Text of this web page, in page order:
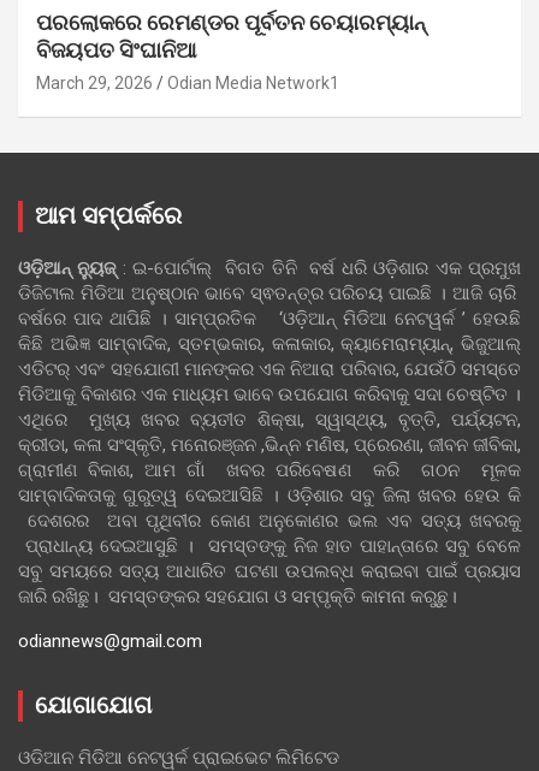
ପରଲୋକରେ ରେମଣ୍ଡର ପୂର୍ବତନ ଚେୟାରମ୍ୟାନ୍
ବିଜୟପତ ସିଂଘାନିଆ
March 29, 2026 Odian Media Network1
ଆମ ସମ୍ପର୍କରେ
ଓଡ଼ିଆନ୍‍ ନ୍ୟୁଜ୍‍: ଇ-ପୋର୍ଟାଲ୍ ବିଗତ ତିନି ବର୍ଷ ଧରି ଓଡ଼ିଶାର ଏକ ପ୍ରମୁଖ
ଡିଜିଟାଲ ମିଡିଆ ଅନୁଷ୍ଠାନ ଭାବେ ସ୍ଵତନ୍ତ୍ର ପରିଚୟ ପାଇଛି । ଆଜି ଚାରି
ବର୍ଷରେ ପାଦ ଥାପିଛି । ସାମ୍ପ୍ରତିକ ‘ଓଡ଼ିଆନ୍‍ ମିଡିଆ ନେଟୱର୍କ ’ ହେଉଛି
କିଛି ଅଭିଜ୍ଞ ସାମ୍ବାଦିକ, ସ୍ତମ୍ଭକାର, କଳାକାର, କ୍ୟାମେରାମ୍ୟାନ୍, ଭିଜୁଆଲ୍
ଏଡିଟର୍ ଏବଂ ସହଯୋଗୀ ମାନଙ୍କର ଏକ ନିଆରା ପରିବାର, ଯେଉଁଠି ସମସ୍ତେ
ମିଡିଆକୁ ବିକାଶର ଏକ ମାଧ୍ୟମ ଭାବେ ଉପଯୋଗ କରିବାକୁ ସଦା ଚେଷ୍ଟିତ ।
ଏଥିରେ ମୁଖ୍ୟ ଖବର ବ୍ୟତୀତ ଶିକ୍ଷା, ସ୍ୱାସ୍ଥ୍ୟ, ବୃତ୍ତି, ପର୍ଯ୍ୟଟନ,
କ୍ରୀଡା, କଳା ସଂସ୍କୃତି, ମନୋରଞ୍ଜନ ,ଭିନ୍ନ ମଣିଷ, ପ୍ରେରଣା, ଜୀବନ ଜୀବିକା,
ଗ୍ରାମୀଣ ବିକାଶ, ଆମ ଗାଁ ଖବର ପରିବେଷଣ କରି ଗଠନ ମୂଳକ
ସାମ୍ବାଦିକତାକୁ ଗୁରୁତ୍ୱ ଦେଇଆସିଛି । ଓଡ଼ିଶାର ସବୁ ଜିଲା ଖବର ହେଉ କି
ଦେଶରର ଅବା ପୃଥିବୀର କୋଣ ଅନୁକୋଣର ଭଲ ଏବ ସତ୍ୟ ଖବରକୁ
ପ୍ରାଧାନ୍ୟ ଦେଇଆସୁଛି । ସମସ୍ତଙ୍କୁ ନିଜ ହାତ ପାହାନ୍ତାରେ ସବୁ ବେଳେ
ସବୁ ସମୟରେ ସତ୍ୟ ଆଧାରିତ ଘଟଣା ଉପଲବ୍ଧ କରାଇବା ପାଇଁ ପ୍ରୟାସ
ଜାରି ରଖିଛୁ। ସମସ୍ତଙ୍କର ସହଯୋଗ ଓ ସମ୍ପୃକ୍ତି କାମନା କରୁଛୁ।
odiannews@gmail.com
ଯୋଗାଯୋଗ
ଓଡିଆନ ମିଡିଆ ନେଟୱର୍କ ପ୍ରାଇଭେଟ ଲିମିଟେଡ